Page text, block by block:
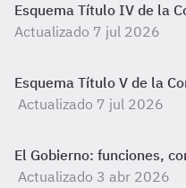
Esquema Título IV de la
Actualizado 7 jul 2026
Esquema Título V de la
Actualizado 7 jul 2026
El Gobierno: funciones,
Actualizado 3 abr 2026